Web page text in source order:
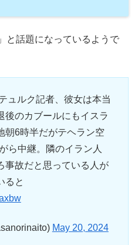
と話題になっているようで
ュルク記者、彼女は本当
後のカブールにもイスラ
朝6時半だがテヘラン空
ら中継。隣のイラン人
事故だと思っている人が
ると
May 20, 2024